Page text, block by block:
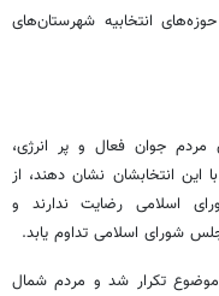
انتخابیه شهرستان‌های
مردم جوان فعال و پر انرژی،
این انتخابشان نشان دهند، از
اسلامی رضایت ندارند و
شورای اسلامی تداوم یابد.
موضوع تکرار شد و مردم شمال